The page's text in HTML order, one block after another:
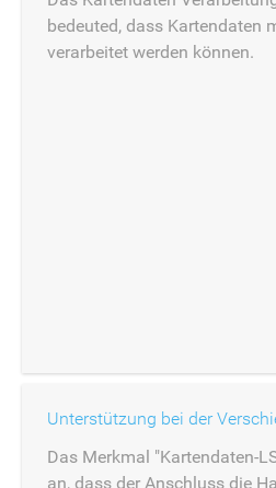
bedeuted, dass Kartendaten
verarbeitet werden können.
Das Merkmal "Kartendaten-
an, dass der Anschluss die